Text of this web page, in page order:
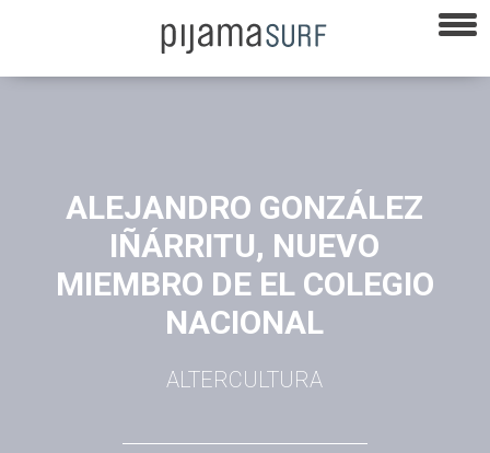
ALEJANDRO GONZÁLEZ
IÑÁRRITU, NUEVO
MIEMBRO DE EL COLEGIO
NACIONAL
ALTERCULTURA